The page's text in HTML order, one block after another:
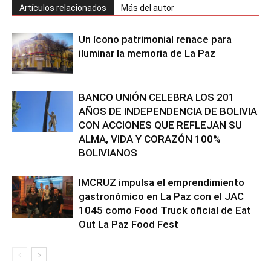
Artículos relacionados Más del autor
Un ícono patrimonial renace para
iluminar la memoria de La Paz
BANCO UNIÓN CELEBRA LOS 201
AÑOS DE INDEPENDENCIA DE BOLIVIA
CON ACCIONES QUE REFLEJAN SU
ALMA, VIDA Y CORAZÓN 100%
BOLIVIANOS
IMCRUZ impulsa el emprendimiento
gastronómico en La Paz con el JAC
1045 como Food Truck oficial de Eat
Out La Paz Food Fest